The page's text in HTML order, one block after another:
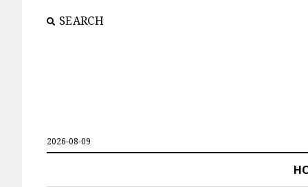
SEARCH
2026-08-09